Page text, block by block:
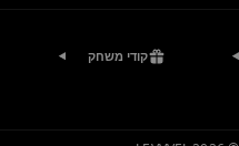
קודי משחק